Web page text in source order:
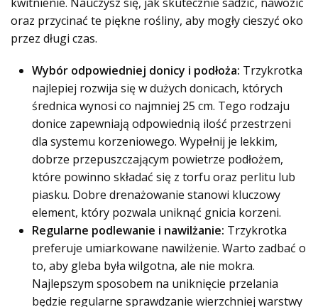
oraz przycinać te piękne rośliny, aby mogły cieszyć oko
przez długi czas.
Wybór odpowiedniej donicy i podłoża: Trzykrotka
najlepiej rozwija się w dużych donicach, których
średnica wynosi co najmniej 25 cm. Tego rodzaju
donice zapewniają odpowiednią ilość przestrzeni
dla systemu korzeniowego. Wypełnij je lekkim,
dobrze przepuszczającym powietrze podłożem,
które powinno składać się z torfu oraz perlitu lub
piasku. Dobre drenażowanie stanowi kluczowy
element, który pozwala uniknąć gnicia korzeni.
Regularne podlewanie i nawilżanie: Trzykrotka
preferuje umiarkowane nawilżenie. Warto zadbać o
to, aby gleba była wilgotna, ale nie mokra.
Najlepszym sposobem na uniknięcie przelania
będzie regularne sprawdzanie wierzchniej warstwy